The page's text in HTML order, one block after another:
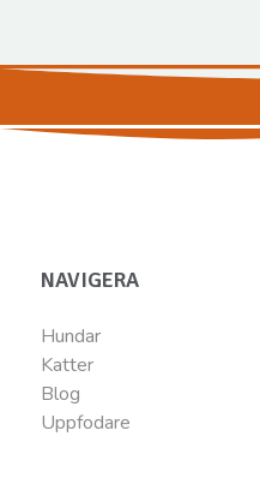
NAVIGERA
Hundar
Katter
Blog
Uppfodare